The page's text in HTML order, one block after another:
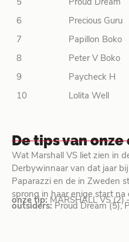
5 Proud Dream
6 Precious Guru
7 Papillon Boko
8 Peter V Boko
9 Paycheck H
10 Lolita Well
De tips van
Wat Marshall VS liet zien in
Derbywinnaar van dat jaar
Paparazzi en de in Zweden
sprong in haar enige start
onze tip: MARSHALL VS (2)
outsiders: Proud Dream (5),